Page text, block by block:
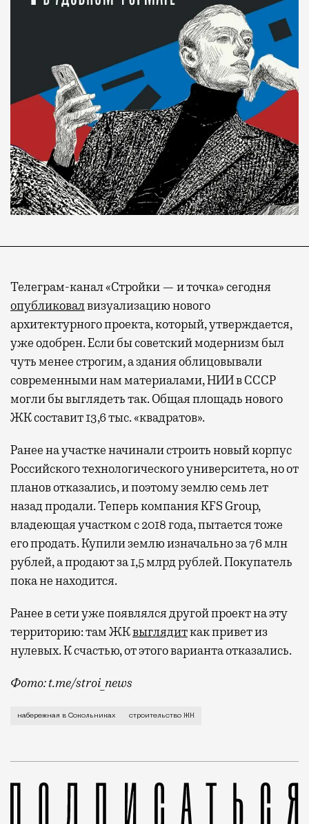
Телеграм-канал «Стройки — и точка» сегодня
опубликовалвизуализацию нового
архитектурного проекта, который, утверждается,
уже одобрен. Если бы советский модернизм был
чуть менее строгим, а здания облицовывали
современными нам материалами, НИИ в СССР
могли бы выглядеть так. Общая площадь нового
ЖК составит 13,6 тыс. «квадратов».
Ранее на участке начинали строить новый корпус
Российского технологического университета, но от
планов отказались, и поэтому землю семь лет
назад продали. Теперь компания KFS Group,
владеющая участком с 2018 года, пытается тоже
его продать. Купили землю изначально за 76 млн
рублей, а продают за 1,5 млрд рублей. Покупатель
пока не находится.
Ранее в сети уже появлялся другой проект на эту
территорию: там ЖКвыглядиткак привет из
нулевых. К счастью, от этого варианта отказались.
Фото: t.me/stroi_news
О том, что возле здания МИРЭА на Русаковской
набережная в Сокольниках строительство ЖК